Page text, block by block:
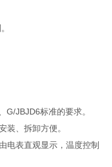
G/JBJD6标准的要求。
装、拆卸方便。
电表直观显示，温度控制